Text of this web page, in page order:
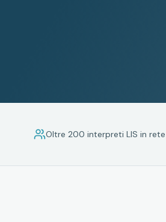
Oltre 200 interpreti LIS in rete